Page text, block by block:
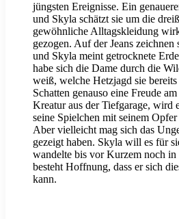
jüngsten Ereignisse. Ein
und Skyla schätzt sie um die
gewöhnliche Alltagskleidung
gezogen. Auf der Jeans zeichnen
und Skyla meint getrocknete
habe sich die Dame durch die
weiß, welche Hetzjagd sie
Schatten genauso eine Freude
Kreatur aus der Tiefgarage, wird
seine Spielchen mit seinem
Aber vielleicht mag sich das
gezeigt haben. Skyla will es für
wandelte bis vor Kurzem noch in
besteht Hoffnung, dass er sich
kann.